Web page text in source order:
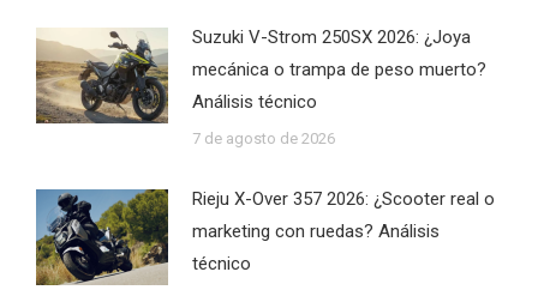
Suzuki V-Strom 250SX 2026: ¿Joya
mecánica o trampa de peso muerto?
Análisis técnico
7 de agosto de 2026
Rieju X-Over 357 2026: ¿Scooter real o
marketing con ruedas? Análisis
técnico